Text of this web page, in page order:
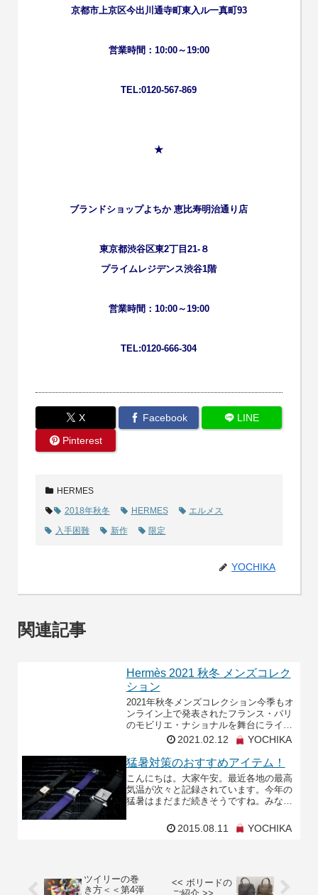
京都市上京区今出川通寺町東入ル一真町93
営業時間：10:00～19:00
TEL:0120-567-869
★
ブランドショップよちか 恵比寿明治通り店
東京都渋谷区東2丁目21-８
プライムレジデンス渋谷1階
営業時間：10:00～19:00
TEL:0120-666-304
X Facebook
LINE
Pinterest
HERMES
2018年秋冬
HERMES
エルメス
入手困難
新作 限定
YOCHIKA
関連記事
Hermès 2021 秋冬 メンズコレク
ション
2021年秋冬メンズコレクション今季もオ
ンライン上で発表されたフランス・パリ
のモビリエ・ナショナルを舞台にライブ
パフォーマンス形式でコレクションを披
露されました。内と外、親密さと公共
性。相反するものが
2021.02.12 YOCHIKA
猛暑対策のおすすめアイテム！
こんにちは。大家午安。最近各地の最高
気温が次々と記録されています。今年の
猛暑はまだまだ続きそうですね。みなさ
をしましょう！最近日本各地的最高氣溫
紛紛刷新紀錄了。今年
2015.08.11 YOCHIKA
ツイリーの巻
き方＜＜第4弾
<< ボリードの